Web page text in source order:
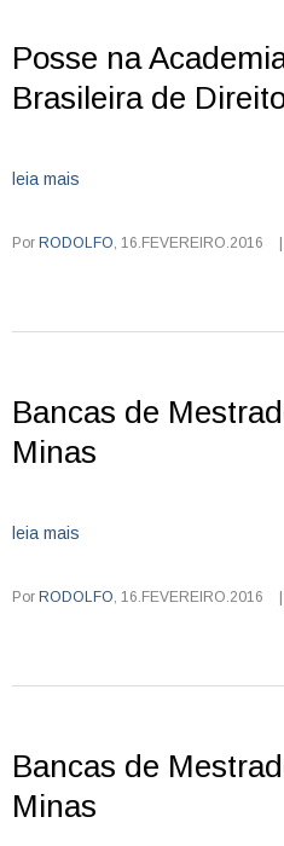
Posse na
Brasileira de
leia mais
Por RODOLFO, 16.FEVEREIRO.2016
Bancas de
Minas
leia mais
Por RODOLFO, 16.FEVEREIRO.2016
Bancas de
Minas